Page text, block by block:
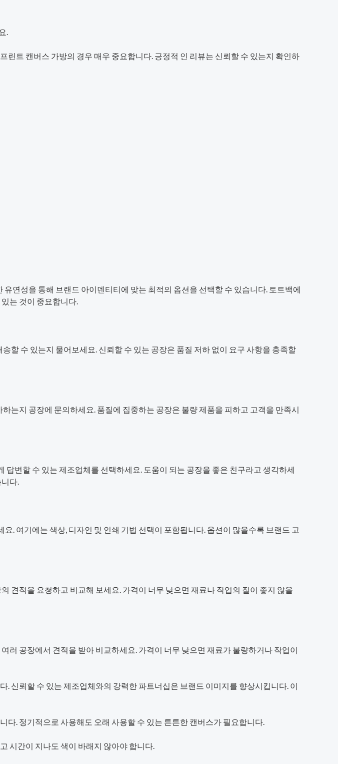
.
트 캔버스 가방의 경우 매우 중요합니다. 긍정적 인 리뷰는 신뢰할 수 있는지 확인하
연성을 통해 브랜드 아이덴티티에 맞는 최적의 옵션을 선택할 수 있습니다. 토트백에
는 것이 중요합니다.
할 수 있는지 물어보세요. 신뢰할 수 있는 공장은 품질 저하 없이 요구 사항을 충족할
는지 공장에 문의하세요. 품질에 집중하는 공장은 불량 제품을 피하고 고객을 만족시
변할 수 있는 제조업체를 선택하세요. 도움이 되는 공장을 좋은 친구라고 생각하세
다.
. 여기에는 색상, 디자인 및 인쇄 기법 선택이 포함됩니다. 옵션이 많을수록 브랜드 고
견적을 요청하고 비교해 보세요. 가격이 너무 낮으면 재료나 작업의 질이 좋지 않을
러 공장에서 견적을 받아 비교하세요. 가격이 너무 낮으면 재료가 불량하거나 작업이
신뢰할 수 있는 제조업체와의 강력한 파트너십은 브랜드 이미지를 향상시킵니다. 이
다. 정기적으로 사용해도 오래 사용할 수 있는 튼튼한 캔버스가 필요합니다.
시간이 지나도 색이 바래지 않아야 합니다.